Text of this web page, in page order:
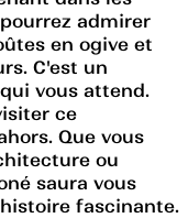
admirer
en ogive et
C'est un
vous attend.
ce
Que vous
ou
saura vous
fascinante.